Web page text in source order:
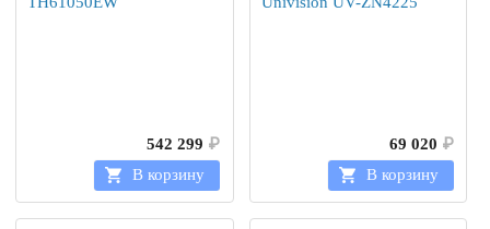
542 299 ₽
В корзину
69 020 ₽
В корзину